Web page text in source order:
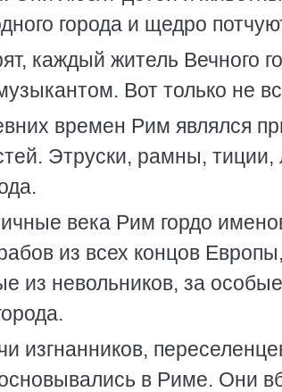
города и щедро
каждый житель Вечного
Вот только не
времен Рим являлся
Этруски, рамны,
века Рим гордо
из всех концов
из невольников, за
изгнанников,
в Риме. Они